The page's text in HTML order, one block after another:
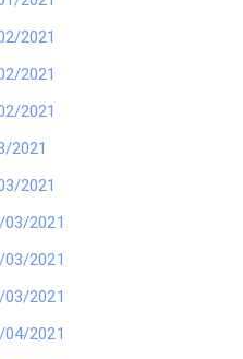
2021
2021
2021
2021
2021
2021
2021
2021
2021